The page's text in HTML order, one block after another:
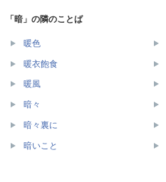
「暗」の隣のことば
暖色
暖衣飽食
暖風
暗々
暗々裏に
暗いこと